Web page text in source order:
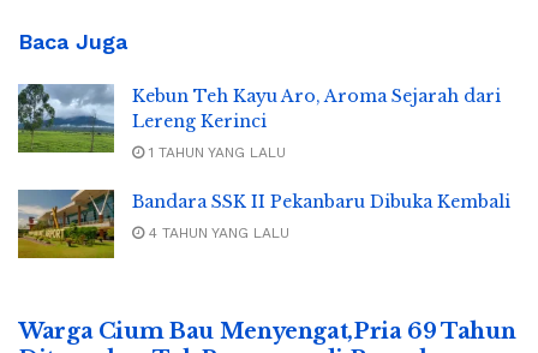
Baca Juga
Kebun Teh Kayu Aro, Aroma Sejarah dari
Lereng Kerinci
1 TAHUN YANG LALU
Bandara SSK II Pekanbaru Dibuka Kembali
4 TAHUN YANG LALU
Warga Cium Bau Menyengat,Pria 69 Tahun